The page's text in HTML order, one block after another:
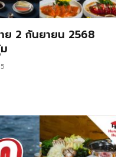
ย 2 กันยายน 2568